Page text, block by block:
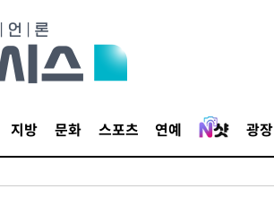
지방 문화 스포츠 연예 광장